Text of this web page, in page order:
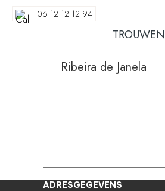
06 12 12 12 94
TROUWEN
Ribeira de Janela
ADRESGEGEVENS